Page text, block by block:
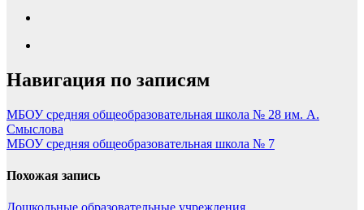
Навигация по записям
МБОУ средняя общеобразовательная школа № 28 им. А.
Смыслова
МБОУ средняя общеобразовательная школа № 7
Похожая запись